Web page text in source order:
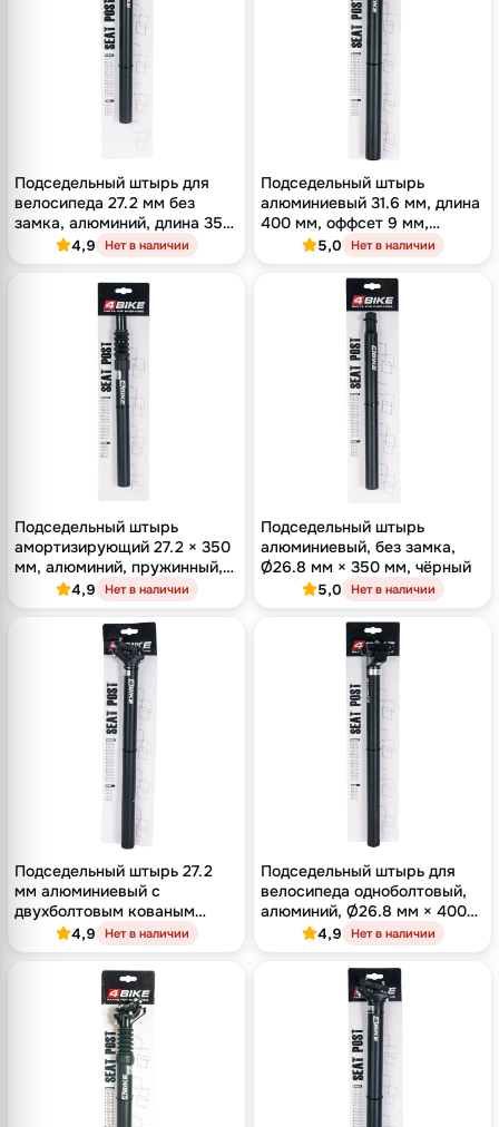
Подседельный штырь для
велосипеда 27.2 мм без
замка, алюминий, длина 350
мм, чёрный
4,9 Нет в наличии
Подседельный штырь
алюминиевый 31.6 мм, длина
400 мм, оффсет 9 мм,
кованый двухболтовый
замок, чёрный
5,0 Нет в наличии
Подседельный штырь
амортизирующий 27.2 × 350
мм, алюминий, пружинный,
чёрный4,9 Нет в наличии
Подседельный штырь
алюминиевый, без замка,
Ø26.8 мм × 350 мм, чёрный
5,0 Нет в наличии
Подседельный штырь 27.2
мм алюминиевый с
двухболтовым кованым
замком, длина 400 мм,
оффсет 9 мм, чёрный
4,9 Нет в наличии
Подседельный штырь для
велосипеда одноболтовый,
алюминий, Ø26.8 мм × 400
мм, оффсет 16 мм
4,9 Нет в наличии